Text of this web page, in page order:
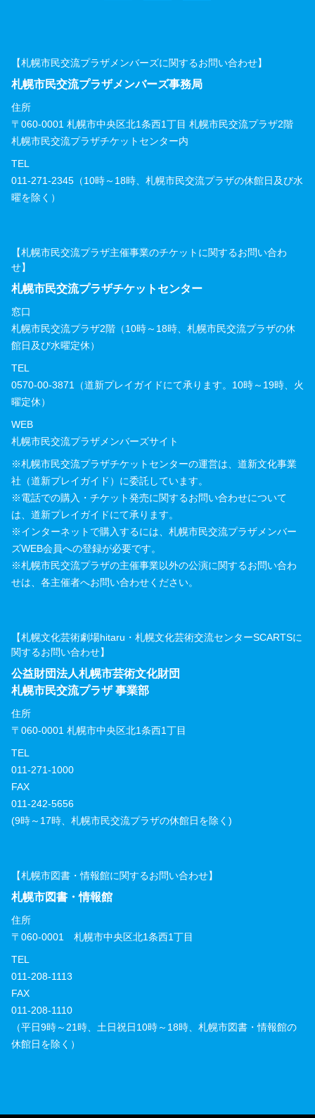
【札幌市民交流プラザメンバーズに関するお問い合わせ】
札幌市民交流プラザメンバーズ事務局
住所
〒060-0001 札幌市中央区北1条西1丁目 札幌市民交流プラザ2階
札幌市民交流プラザチケットセンター内
TEL
011-271-2345（10時～18時、札幌市民交流プラザの休館日及び水
曜を除く）
【札幌市民交流プラザ主催事業のチケットに関するお問い合わ
せ】
札幌市民交流プラザチケットセンター
窓口
札幌市民交流プラザ2階（10時～18時、札幌市民交流プラザの休
館日及び水曜定休）
TEL
0570-00-3871（道新プレイガイドにて承ります。10時～19時、火
曜定休）
WEB
札幌市民交流プラザメンバーズサイト
※札幌市民交流プラザチケットセンターの運営は、道新文化事業
社（道新プレイガイド）に委託しています。
※電話での購入・チケット発売に関するお問い合わせについて
は、道新プレイガイドにて承ります。
※インターネットで購入するには、札幌市民交流プラザメンバー
ズWEB会員への登録が必要です。
※札幌市民交流プラザの主催事業以外の公演に関するお問い合わ
せは、各主催者へお問い合わせください。
【札幌文化芸術劇場hitaru・札幌文化芸術交流センターSCARTSに
関するお問い合わせ】
公益財団法人札幌市芸術文化財団
札幌市民交流プラザ 事業部
住所
〒060-0001 札幌市中央区北1条西1丁目
TEL
011-271-1000
FAX
011-242-5656
(9時～17時、札幌市民交流プラザの休館日を除く)
【札幌市図書・情報館に関するお問い合わせ】
札幌市図書・情報館
住所
〒060-0001 札幌市中央区北1条西1丁目
TEL
011-208-1113
FAX
011-208-1110
（平日9時～21時、土日祝日10時～18時、札幌市図書・情報館の
休館日を除く）